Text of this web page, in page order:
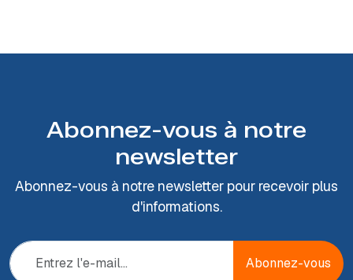
Abonnez-vous à notre
newsletter
Abonnez-vous à notre newsletter pour recevoir plus
d'informations.
Abonnez-vous